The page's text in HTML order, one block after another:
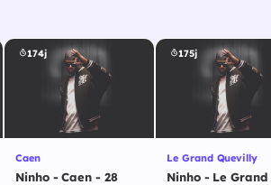
174j
Caen
Ninho - Caen - 28
175j
Le Grand Quevilly
Ninho - Le Grand